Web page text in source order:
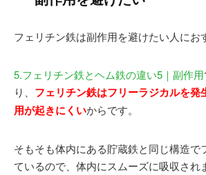
フェリチン鉄は副作用を避けたい人にお
5.フェリチン鉄とヘム鉄の違い5｜副作用
り、 フェリチン鉄はフリーラジカルを発
用が起きにくいからです。
そもそも体内にある貯蔵鉄と同じ構造で
ているので、体内にスムーズに吸収され